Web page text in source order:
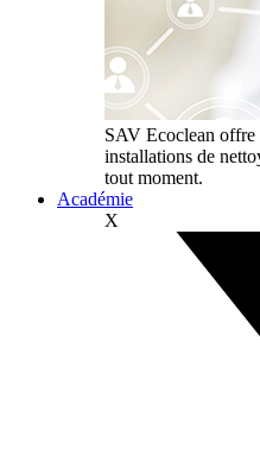
SAV Ecoclean offre
installations de
tout moment.
Académie
X